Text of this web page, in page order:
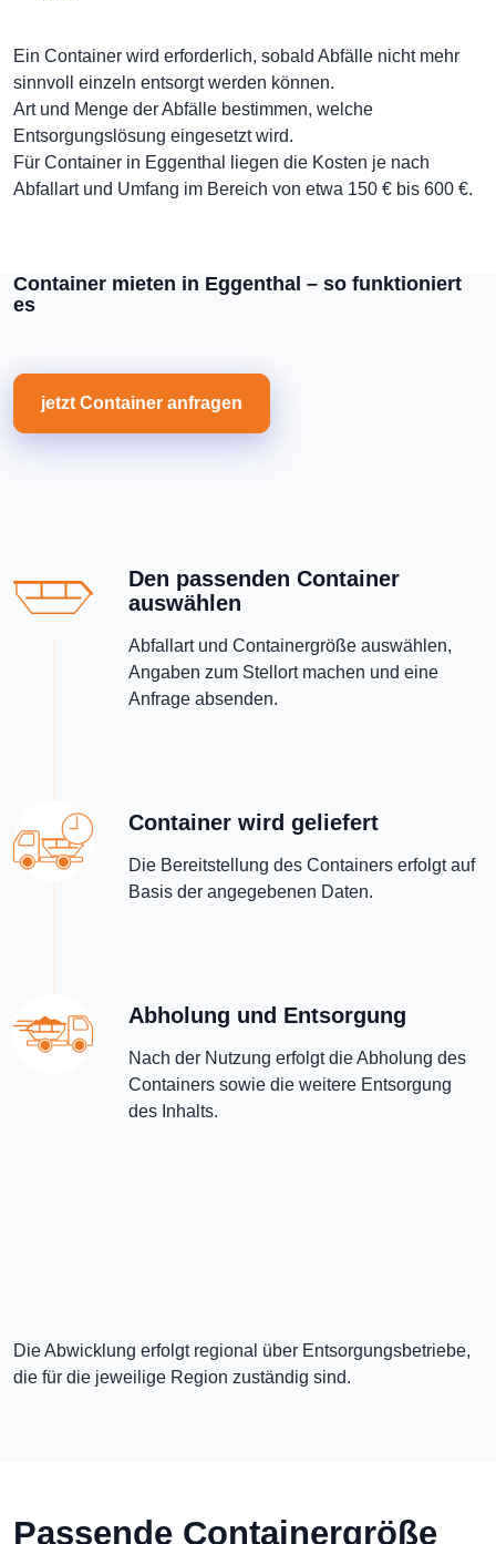
Ein Container wird erforderlich, sobald Abfälle nicht mehr
sinnvoll einzeln entsorgt werden können.
Art und Menge der Abfälle bestimmen, welche
Entsorgungslösung eingesetzt wird.
Für Container in Eggenthal liegen die Kosten je nach
Abfallart und Umfang im Bereich von etwa 150 € bis 600 €.
Container mieten in Eggenthal – so funktioniert
es
jetzt Container anfragen
Den passenden Container
auswählen
Abfallart und Containergröße auswählen,
Angaben zum Stellort machen und eine
Anfrage absenden.
Container wird geliefert
Die Bereitstellung des Containers erfolgt auf
Basis der angegebenen Daten.
Abholung und Entsorgung
Nach der Nutzung erfolgt die Abholung des
Containers sowie die weitere Entsorgung
des Inhalts.
Die Abwicklung erfolgt regional über Entsorgungsbetriebe,
die für die jeweilige Region zuständig sind.
Passende Containergröße